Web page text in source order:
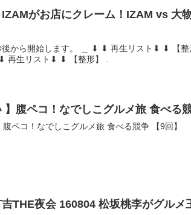
IZAMがお店にクレーム！IZAM vs
後から開始します。 ＿ ⬇ ⬇ 再生リスト⬇ ⬇ 【整
再生リスト⬇ ⬇ 【整形】 .
】腹ペコ！なでしこグルメ旅 食べる
腹ペコ！なでしこグルメ旅 食べる競争 【9回】
THE夜会 160804 松坂桃李がグルメ